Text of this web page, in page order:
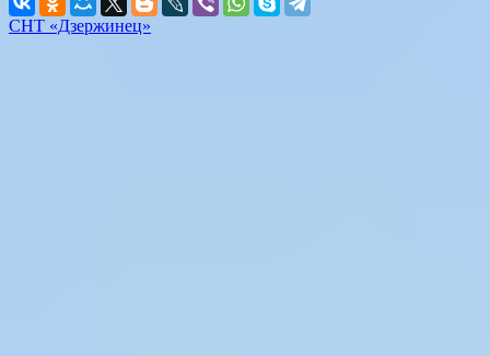
СНТ «Дзержинец»